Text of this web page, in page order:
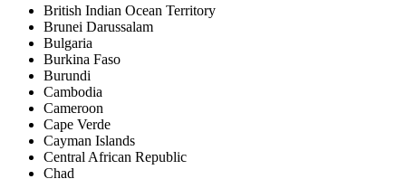
British Indian Ocean Territory
Brunei Darussalam
Bulgaria
Burkina Faso
Burundi
Cambodia
Cameroon
Cape Verde
Cayman Islands
Central African Republic
Chad